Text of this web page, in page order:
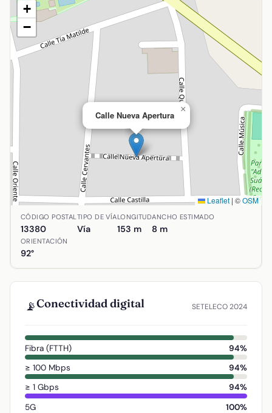
Calle Nueva Apertura
×
+
−
Leaflet | ©OSM
Ubicación de Calle Nueva Apertura en Aldea del Rey,
CÓDIGO POSTAL
13380
TIPO DE VÍA
Vía
LONGITUD
153 m
ANCHO ESTIMADO
8 m
ORIENTACIÓN
92°
📡Conectividad digital SETELECO 2024
Fibra (FTTH)
94%
≥ 100 Mbps
94%
≥ 1 Gbps
94%
5G
100%